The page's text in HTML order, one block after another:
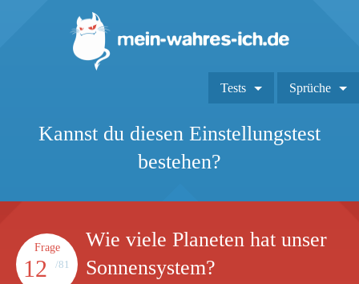
Tests Sprüche
Kannst du diesen Einstellungstest
bestehen?
Frage
12 /81
Wie viele Planeten hat unser
Sonnensystem?